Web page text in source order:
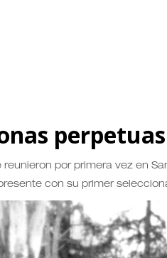
reunieron por primera vez en
con su primer